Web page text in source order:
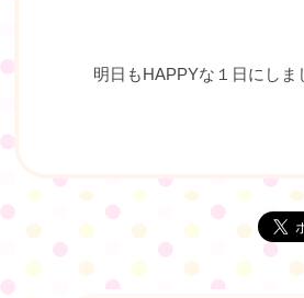
明日もHAPPYな１日にし